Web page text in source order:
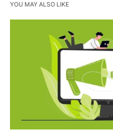
YOU MAY ALSO LIKE